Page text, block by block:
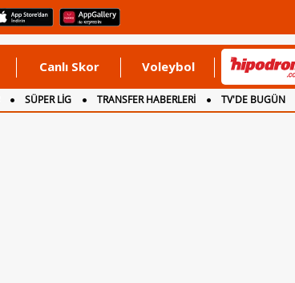
Canlı Skor Voleybol
SÜPER LİG TRANSFER HABERLERİ TV'DE BUGÜN